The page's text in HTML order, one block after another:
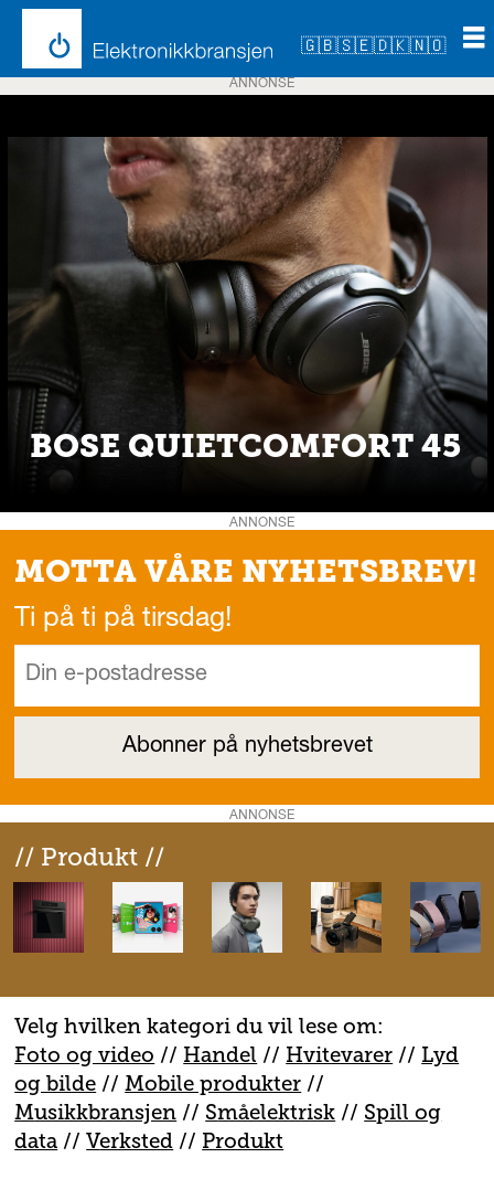
🇬🇧🇸🇪🇩🇰🇳🇴
Emne:
quietcomfort
ANNONSE
BOSE QUIETCOMFORT 45
ANNONSE
MOTTA VÅRE NYHETSBREV!
Ti på ti på tirsdag!
ANNONSE
// Produkt //
Velg hvilken kategori du vil lese om:
Foto og video // Handel // Hvitevarer // Lyd
og bilde //Mobile produkter //
Musikkbransjen // Småelektrisk // Spill og
data //Verksted // Produkt